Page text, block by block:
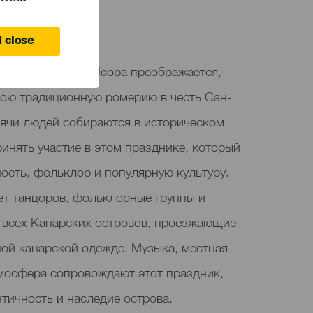
close
мая Гия-де-Исора преображается,
традиционную ромерию в честь Сан-
людей собираются в историческом
участие в этом празднике, который
фольклор и популярную культуру.
танцоров, фольклорные группы и
Канарских островов, проезжающие
канарской одежде. Музыка, местная
сопровождают этот праздник,
и наследие острова.